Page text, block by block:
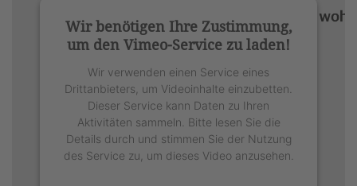
Wir benötigen Ihre Zustimmung,
um den Vimeo-Service zu laden!
Wir verwenden einen Service eines
Drittanbieters, um Videoinhalte einzubetten.
Dieser Service kann Daten zu Ihren
Aktivitäten sammeln. Bitte lesen Sie die
Details durch und stimmen Sie der Nutzung
des Service zu, um dieses Video anzusehen.